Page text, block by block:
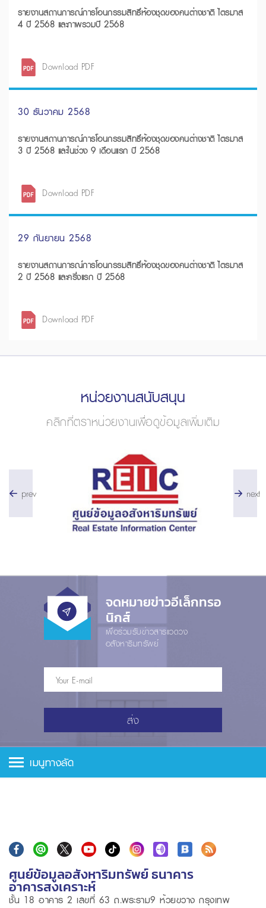
รายงานสถานการณ์การโอนกรรมสิทธิ์ห้องชุดของคนต่างชาติ ไตรมาส
4 ปี 2568 และภาพรวมปี 2568
Download PDF
30 ธันวาคม 2568
รายงานสถานการณ์การโอนกรรมสิทธิ์ห้องชุดของคนต่างชาติ ไตรมาส
3 ปี 2568 และในช่วง 9 เดือนแรก ปี 2568
Download PDF
29 กันยายน 2568
รายงานสถานการณ์การโอนกรรมสิทธิ์ห้องชุดของคนต่างชาติ ไตรมาส
2 ปี 2568 และครึ่งแรก ปี 2568
Download PDF
หน่วยงานสนับสนุน
คลิกที่ตราหน่วยงานเพื่อดูข้อมูลเพิ่มเติม
prev next
จดหมายข่าวอีเล็กทรอ
นิกส์
เพื่อร่วมรับข่าวสารแวดวง
อสังหาริมทรัพย์
ส่ง
เมนูทางลัด
ศูนย์ข้อมูลอสังหาริมทรัพย์ ธนาคาร
อาคารสงเคราะห์
ชั้น 18 อาคาร 2 เลขที่ 63 ถ.พระราม9 ห้วยขวาง กรุงเทพ